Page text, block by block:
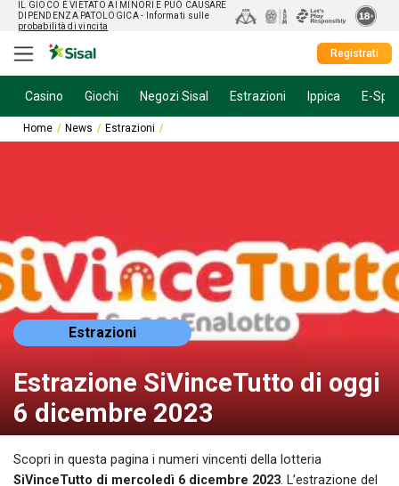
IL GIOCO È VIETATO AI MINORI E PUÒ CAUSARE
DIPENDENZA PATOLOGICA - Informati sulle
probabilità di vincita
Registrati
Casino Giochi Negozi Sisal Estrazioni Ippica E-
Home News Estrazioni
Estrazioni
Estrazione SiVinceTutto di oggi
6 dicembre 2023
Scopri in questa pagina i numeri vincenti della lotteria
SiVinceTutto di mercoledì 6 dicembre 2023. L’estrazione del